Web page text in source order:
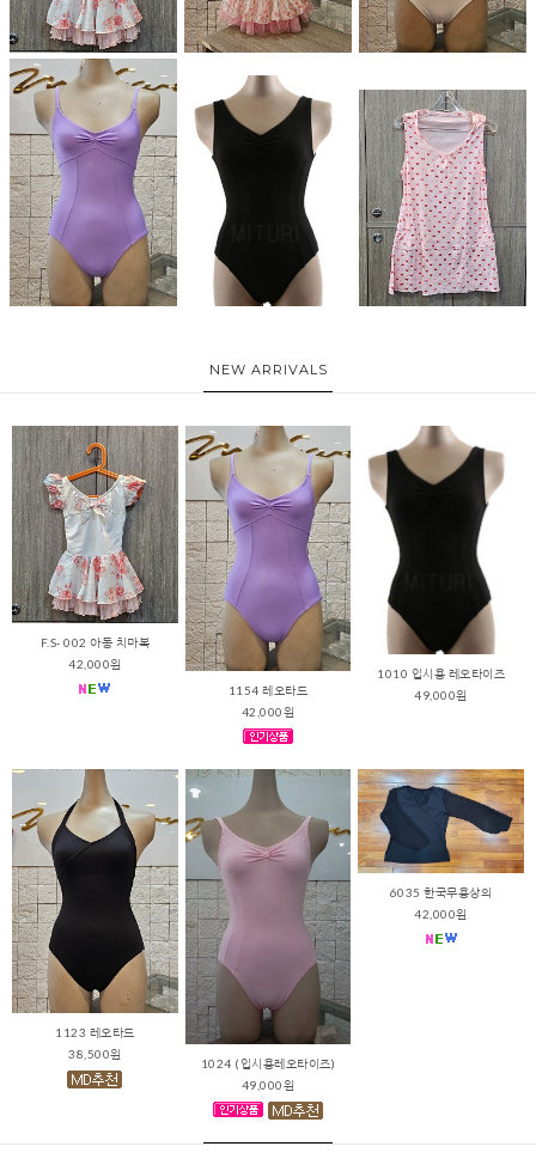
NEW ARRIVALS
F.S- 002 아동 치마복
42,000원
1154 레오타드
42,000원
1010 입시용 레오타이즈
49,000원
1123 레오타드
38,500원
1024 (입시용레오타이즈)
49,000원
6035 한국무용상의
42,000원